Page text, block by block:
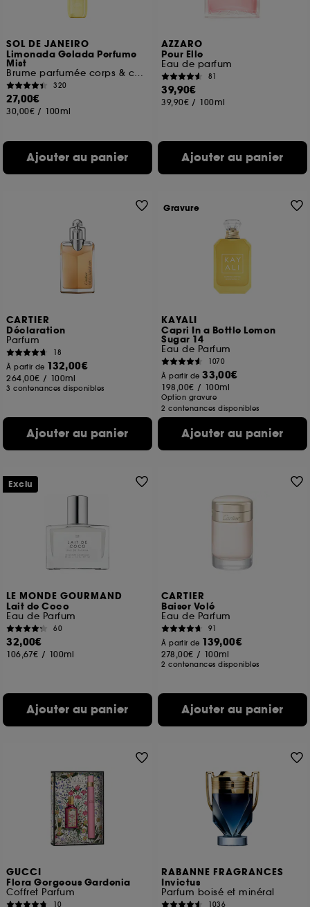
SOL DE JANEIRO
Limonada Gelada Perfume
Mist
Brume parfumée corps & cheveux
320
27,00€
30,00€ / 100ml
Ajouter au panier
AZZARO
Pour Elle
Eau de parfum
81
39,90€
39,90€ / 100ml
Ajouter au panier
CARTIER
Déclaration
Parfum
18
À partir de 132,00€
264,00€ / 100ml
3 contenances disponibles
Ajouter au panier
KAYALI
Capri In a Bottle Lemon
Sugar 14
Eau de Parfum
1070
À partir de33,00€
198,00€ / 100ml
Option gravure
2 contenances disponibles
Ajouter au panier
Gravure
LE MONDE GOURMAND
Lait de Coco
Eau de Parfum
60
32,00€
106,67€ / 100ml
Ajouter au panier
Exclu
CARTIER
Baiser Volé
Eau de Parfum
91
À partir de 139,00€
278,00€ / 100ml
2 contenances disponibles
Ajouter au panier
GUCCI
Flora Gorgeous Gardenia
Coffret Parfum
10
RABANNE FRAGRANCES
Invictus
Parfum boisé et minéral
1036